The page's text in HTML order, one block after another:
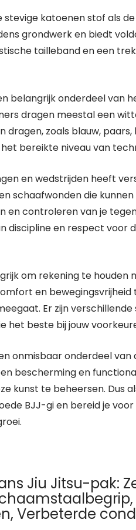
katoenen stof als
grondwerk en biedt
tailleband en een
belangrijk onderdeel
dragen meestal een
zoals blauw,
bereikte niveau van
en wedstrijden heeft
schaafwonden die
en controleren van je
discipline en respect voor
om rekening te
en
Er zijn
het beste bij jouw
onmisbaar onderdeel
bescherming en
kunst te beheersen. Dus
BJJ-gi en bereid je
Jiu Jitsu-pak:
Verbeterde cond